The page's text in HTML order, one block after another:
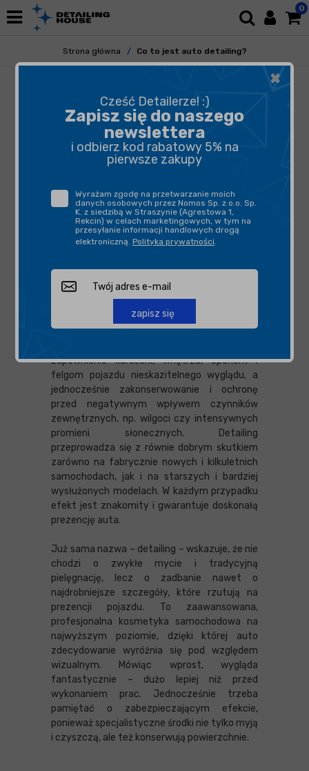
0
Strona główna Co to jest auto detailing?
CO TO JEST AUTO
DETAILING?
Jeżeli chcesz, żeby Twoje auto prezentowało
się idealnie, w uzyskaniu takiego rezultatu
jest i na czym polega? Jakie czynności w jego
ramach się wykonuje? Jakie są jego
najważniejsze założenia? Na powyższe oraz
inne pytania dotyczące tego tematu
NA CZYM POLEGA DETAILING
Kosmetyka samochodowa, bo tak inaczej
zapewnienie karoserii, wnętrzu, oponom i
felgom pojazdu nieskazitelnego wyglądu, a
jednocześnie zakonserwowanie i ochronę
przed negatywnym wpływem czynników
zewnętrznych, np. wilgoci czy intensywnych
promieni słonecznych. Detailing
przeprowadza się z równie dobrym skutkiem
zarówno na fabrycznie nowych i kilkuletnich
samochodach, jak i na starszych i bardziej
wysłużonych modelach. W każdym przypadku
efekt jest znakomity i gwarantuje doskonałą
prezencję auta.
Już sama nazwa – detailing – wskazuje, że nie
chodzi o zwykłe mycie i tradycyjną
pielęgnację, lecz o zadbanie nawet o
najdrobniejsze szczegóły, które rzutują na
prezencji pojazdu. To zaawansowana,
profesjonalna kosmetyka samochodowa na
najwyższym poziomie, dzięki której auto
zdecydowanie wyróżnia się pod względem
wizualnym. Mówiąc wprost, wygląda
fantastycznie – dużo lepiej niż przed
wykonaniem prac. Jednocześnie trzeba
pamiętać o zabezpieczającym efekcie,
ponieważ specjalistyczne środki nie tylko myją
i czyszczą, ale też konserwują powierzchnie.
×
Cześć Detailerze! :)
Zapisz się do naszego
newslettera
i odbierz kod rabatowy 5% na
pierwsze zakupy
Wyrażam zgodę na przetwarzanie moich
danych osobowych przez Nomos Sp. z o.o. Sp.
K. z siedzibą w Straszynie (Agrestowa 1,
Rekcin) w celach marketingowych, w tym na
przesyłanie informacji handlowych drogą
elektroniczną. Polityka prywatności.
zapisz się